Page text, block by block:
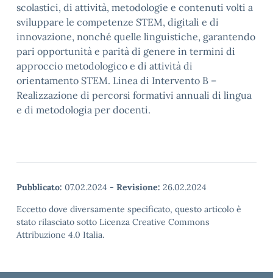
scolastici, di attività, metodologie e contenuti volti a
sviluppare le competenze STEM, digitali e di
innovazione, nonché quelle linguistiche, garantendo
pari opportunità e parità di genere in termini di
approccio metodologico e di attività di
orientamento STEM. Linea di Intervento B –
Realizzazione di percorsi formativi annuali di lingua
e di metodologia per docenti.
Pubblicato: 07.02.2024 - Revisione: 26.02.2024
Eccetto dove diversamente specificato, questo articolo è
stato rilasciato sotto Licenza Creative Commons
Attribuzione 4.0 Italia.